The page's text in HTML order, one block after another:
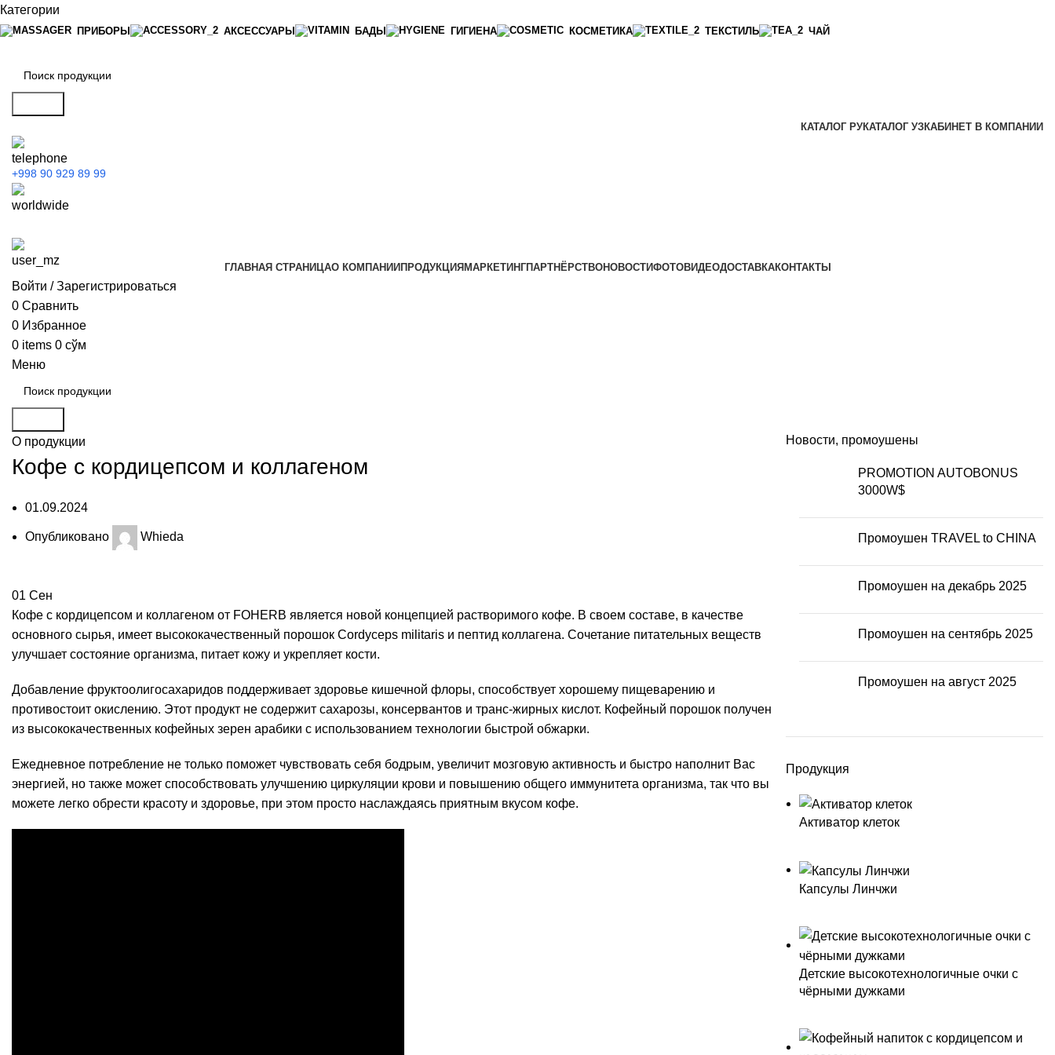
Категории
ПРИБОРЫ АКСЕССУАРЫ БАДЫ ГИГИЕНА КОСМЕТИКА ТЕКСТИЛЬ ЧАЙ
КАТАЛОГ РУКАТАЛОГ УЗКАБИНЕТ В КОМПАНИИ
+998 90 929 89 99
ГЛАВНАЯ СТРАНИЦАО КОМПАНИИ ПРОДУКЦИЯ МАРКЕТИНГПАРТНЁРСТВОНОВОСТИФОТОВИДЕОДОСТАВКАКОНТАКТЫ
Войти / Зарегистрироваться
0 Сравнить
0 Избранное
0 items 0 сўм
Меню
О продукции
Кофе с кордицепсом и коллагеном
01.09.2024
Опубликовано Whieda
01 Сен
Кофе с кордицепсом и коллагеном от FOHERB является новой концепцией растворимого кофе. В своем составе, в качестве
основного сырья, имеет высококачественный порошок Cordyceps militaris и пептид коллагена. Сочетание питательных веществ
улучшает состояние организма, питает кожу и укрепляет кости.
Добавление фруктоолигосахаридов поддерживает здоровье кишечной флоры, способствует хорошему пищеварению и
противостоит окислению. Этот продукт не содержит сахарозы, консервантов и транс-жирных кислот. Кофейный порошок получен
из высококачественных кофейных зерен арабики с использованием технологии быстрой обжарки.
Ежедневное потребление не только поможет чувствовать себя бодрым, увеличит мозговую активность и быстро наполнит Вас
энергией, но также может способствовать улучшению циркуляции крови и повышению общего иммунитета организма, так что вы
можете легко обрести красоту и здоровье, при этом просто наслаждаясь приятным вкусом кофе.
Новости, промоушены
PROMOTION AUTOBONUS
3000W$
Промоушен TRAVEL to CHINA
Промоушен на декабрь 2025
Промоушен на сентябрь 2025
Промоушен на август 2025
Продукция
Активатор клеток
Капсулы Линчжи
Детские высокотехнологичные очки с
чёрными дужками